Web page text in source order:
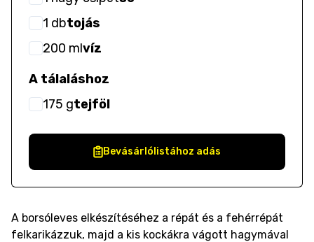
1 dbtojás
200 mlvíz
A tálaláshoz
175 gtejföl
Bevásárlólistához adás
A borsóleves elkészítéséhez a répát és a fehérrépát
felkarikázzuk, majd a kis kockákra vágott hagymával